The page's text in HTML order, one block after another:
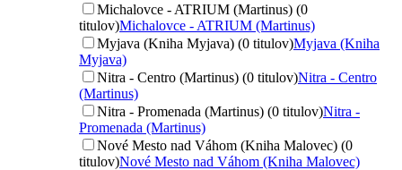
Michalovce - ATRIUM (Martinus) (0
titulov)Michalovce - ATRIUM (Martinus)
Myjava (Kniha Myjava) (0 titulov)Myjava (Kniha
Myjava)
Nitra - Centro (Martinus) (0 titulov)Nitra - Centro
(Martinus)
Nitra - Promenada (Martinus) (0 titulov)Nitra -
Promenada (Martinus)
Nové Mesto nad Váhom (Kniha Malovec) (0
titulov)Nové Mesto nad Váhom (Kniha Malovec)